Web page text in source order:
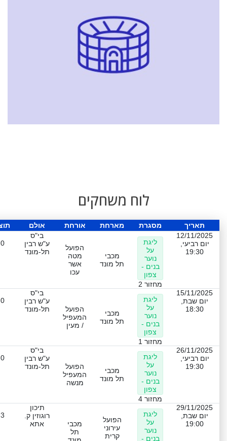
לוח משחקים
תאריך מסגרת מארחת אורחת אולם
12/11/2025
יום רביעי,
19:30
ליגת
על
נוער
בנים -
צפון
מחזור 2
מכבי
תל מונד
הפועל
מטה
אשר
עכו
בי"ס
ע"ש רבין
תל-מונד
15/11/2025
יום שבת,
18:30
ליגת
על
נוער
בנים -
צפון
מחזור 1
מכבי
תל מונד
הפועל
המעפיל
/ מעין
בי"ס
ע"ש רבין
תל-מונד
26/11/2025
יום רביעי,
19:30
ליגת
על
נוער
בנים -
צפון
מחזור 4
מכבי
תל מונד
הפועל
המעפיל
מנשה
בי"ס
ע"ש רבין
תל-מונד
29/11/2025
יום שבת,
19:00
ליגת
על
נוער
בנים -
הפועל
עירוני
קרית
מכבי
תל
תיכון
רוגוזין ק.
אתא